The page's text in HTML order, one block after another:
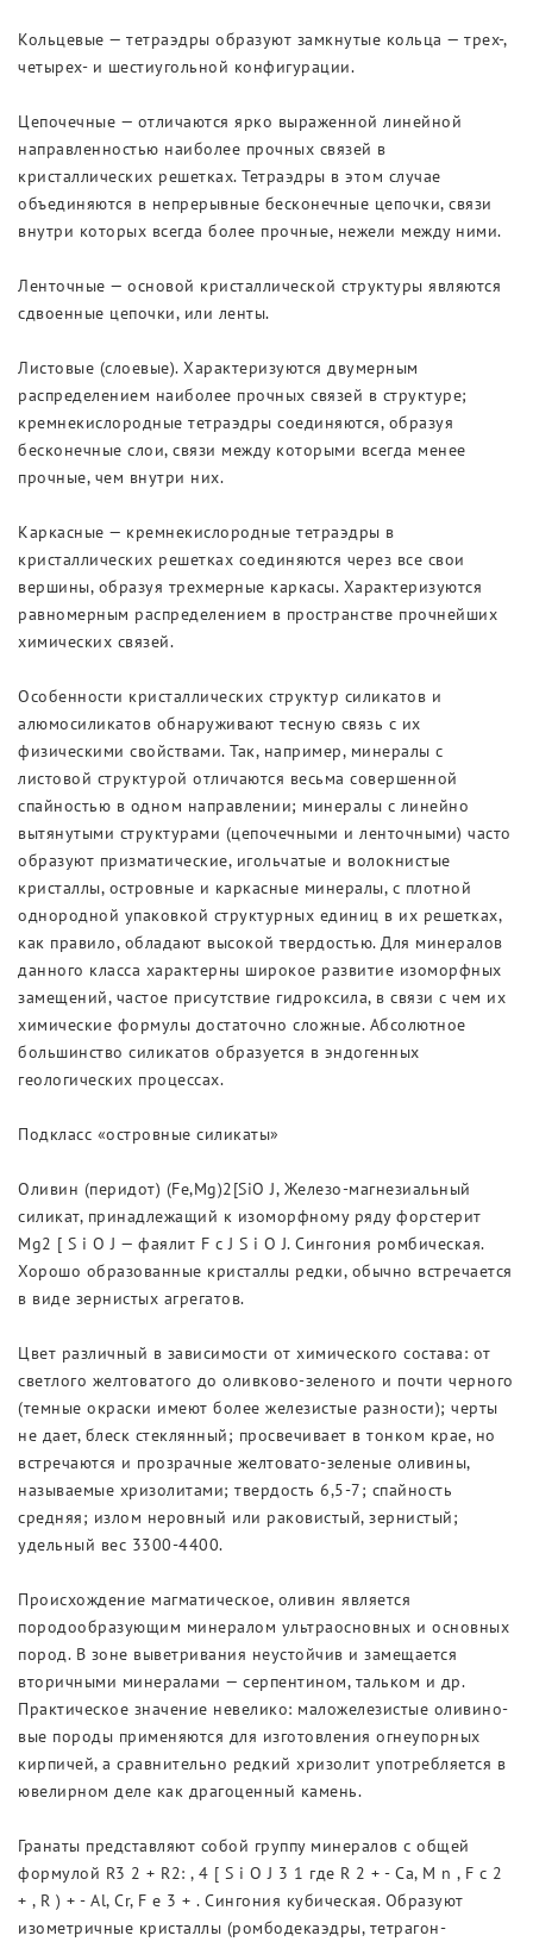
Кольцевые — тетраэдры образуют замкнутые кольца — трех-,
четырех- и шестиугольной конфигурации.
Цепочечные — отличаются ярко выраженной линейной
направленностью наиболее прочных связей в
кристаллических решетках. Тетраэдры в этом случае
объединяются в непрерывные бесконечные цепочки, связи
внутри которых всегда более прочные, нежели между ними.
Ленточные — основой кристаллической структуры являются
сдвоенные цепочки, или ленты.
Листовые (слоевые). Характеризуются двумерным
распределением наиболее прочных связей в структуре;
кремнекислородные тетраэдры соединяются, образуя
бесконечные слои, связи между которыми всегда менее
прочные, чем внутри них.
Каркасные — кремнекислородные тетраэдры в
кристаллических решетках соединяются через все свои
вершины, образуя трехмерные каркасы. Характеризуются
равномерным распределением в пространстве прочнейших
химических связей.
Особенности кристаллических структур силикатов и
алюмосиликатов обнаруживают тесную связь с их
физическими свойствами. Так, например, минералы с
листовой структурой отличаются весьма совершенной
спайностью в одном направлении; минералы с линейно
вытянутыми структурами (цепочечными и ленточными) часто
образуют призматические, игольчатые и волокнистые
кристаллы, островные и каркасные минералы, с плотной
однородной упаковкой структурных единиц в их решетках,
как правило, обладают высокой твердостью. Для минералов
данного класса характерны широкое развитие изоморфных
замещений, частое присутствие гидроксила, в связи с чем их
химические формулы достаточно сложные. Абсолютное
большинство силикатов образуется в эндогенных
геологических процессах.
Подкласс «островные силикаты»
Оливин (перидот) (Fe,Mg)2[SiO J, Железо-магнезиальный
силикат, принадлежащий к изоморфному ряду форстерит
Mg2 [ S i O J — фаялит F c J S i O J. Сингония ромбическая.
Хорошо образованные кристаллы редки, обычно встречается
в виде зернистых агрегатов.
Цвет различный в зависимости от химического состава: от
светлого желтоватого до оливково-зеленого и почти черного
(темные окраски имеют более железистые разности); черты
не дает, блеск стеклянный; просвечивает в тонком крае, но
встречаются и прозрачные желтовато-зеленые оливины,
называемые хризолитами; твердость 6,5-7; спайность
средняя; излом неровный или раковистый, зернистый;
удельный вес 3300-4400.
Происхождение магматическое, оливин является
породообразующим минералом ультраосновных и основных
пород. В зоне выветривания неустойчив и замещается
вторичными минералами — серпентином, тальком и др.
Практическое значение невелико: маложелезистые оливино-
вые породы применяются для изготовления огнеупорных
кирпичей, а сравнительно редкий хризолит употребляется в
ювелирном деле как драгоценный камень.
Гранаты представляют собой группу минералов с общей
формулой R3 2 + R2: , 4 [ S i O J 3 1 где R 2 + - Са, M n , F c 2
+ , R ) + - Al, Cr, F e 3 + . Сингония кубическая. Образуют
изометричные кристаллы (ромбодекаэдры, тетрагон-